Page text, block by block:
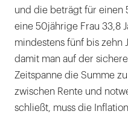
und die beträgt für einen
eine 50jährige Frau 33,8
mindestens fünf bis zehn
damit man auf der
Zeitspanne die Summe
zwischen Rente und
schließt, muss die